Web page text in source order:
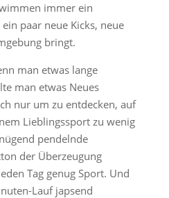
immer ein
paar neue Kicks, neue
bringt.
man etwas lange
man etwas Neues
nur um zu entdecken, auf
Lieblingssport zu wenig
pendelnde
der Überzeugung
Tag genug Sport. Und
Lauf japsend